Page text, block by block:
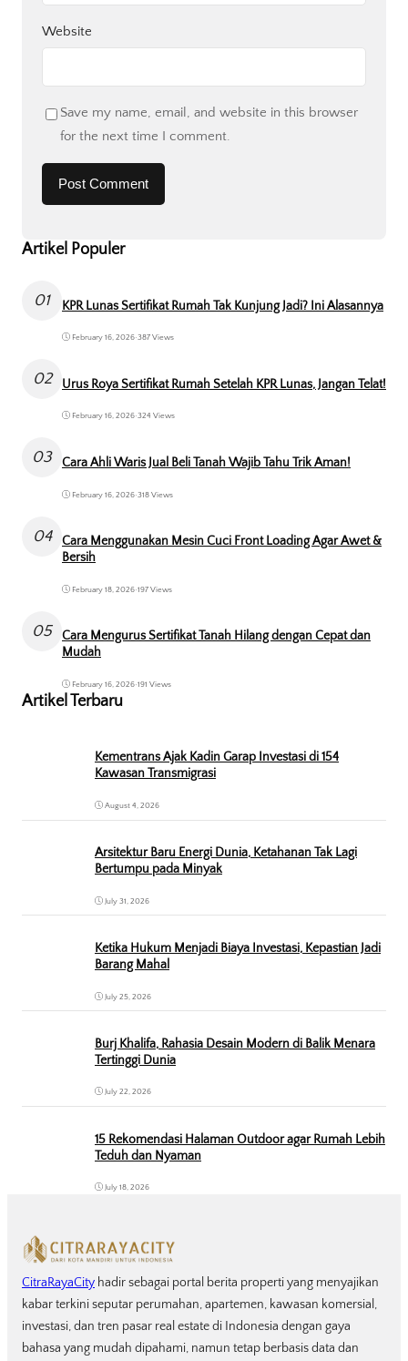
Website
Save my name, email, and website in this browser
for the next time I comment.
Artikel Populer
01 KPR Lunas Sertifikat Rumah Tak Kunjung Jadi? Ini Alasannya
February 16, 2026•387 Views
02 Urus Roya Sertifikat Rumah Setelah KPR Lunas, Jangan Telat!
February 16, 2026•324 Views
03 Cara Ahli Waris Jual Beli Tanah Wajib Tahu Trik Aman!
February 16, 2026• 318 Views
04
Cara Menggunakan Mesin Cuci Front Loading Agar Awet &
Bersih
February 18, 2026•197 Views
05
Cara Mengurus Sertifikat Tanah Hilang dengan Cepat dan
Mudah
February 16, 2026•191 Views
Artikel Terbaru
Kementrans Ajak Kadin Garap Investasi di 154
Kawasan Transmigrasi
August 4, 2026
Arsitektur Baru Energi Dunia, Ketahanan Tak Lagi
Bertumpu pada Minyak
July 31, 2026
Ketika Hukum Menjadi Biaya Investasi, Kepastian Jadi
Barang Mahal
July 25, 2026
Burj Khalifa, Rahasia Desain Modern di Balik Menara
Tertinggi Dunia
July 22, 2026
15 Rekomendasi Halaman Outdoor agar Rumah Lebih
Teduh dan Nyaman
July 18, 2026
CitraRayaCity hadir sebagai portal berita properti yang menyajikan
kabar terkini seputar perumahan, apartemen, kawasan komersial,
investasi, dan tren pasar real estate di Indonesia dengan gaya
bahasa yang mudah dipahami, namun tetap berbasis data dan